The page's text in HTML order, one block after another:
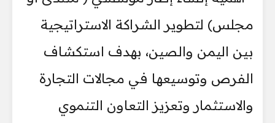
مجلس) لتطوير الشراكة الاستراتيجية
بين اليمن والصين، بهدف استكشاف
الفرص وتوسيعها في مجالات التجارة
والاستثمار وتعزيز التعاون التنموي